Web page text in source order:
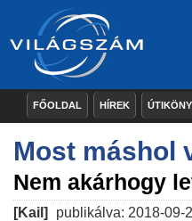
FŐOLDAL HÍREK
Most máshol
Nem akárhogy
[Kail] publikálva: 2018-09-